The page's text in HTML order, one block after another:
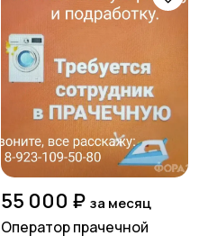
55 000 ₽ за месяц
Оператор прачечной